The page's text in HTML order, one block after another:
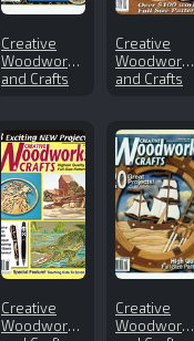
Creative
Woodworks
and Crafts
Creative
Woodworks
and Crafts
Creative
Woodworks
Creative
Woodworks